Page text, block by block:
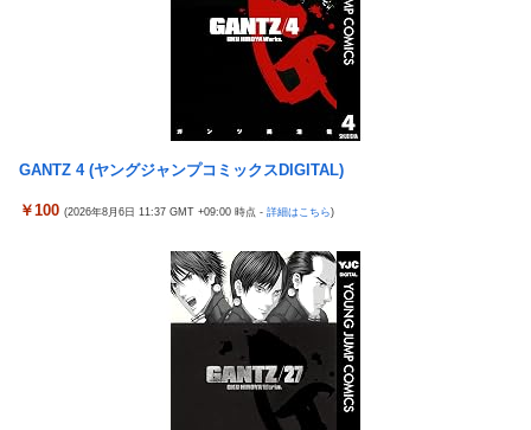
「なんであんな歩き方なの？ふざけてるの？」
ソフトの入れ替えなんて10秒で済むのにそれを面倒くさいとか
DL版選ぶ理由だわとかなんなんアホなのか
ガルシア 打率.230 13打数3安打 2本塁打 7打点
伊勢鈴蘭さん、コカ・コーラ愛を全力アピール！
【速報】れいわ新選組さん「いのちの党」に改名ｗｗｗｗｗｗｗ
ｗ
【悲報】観光客「やっぱり本場のジンギスカンは美味い！」道民
【衝撃】ハンターハンター、とんでもねえ伏線が発掘される。ク
ルタ族の虐殺犯人がツェリードニヒだった模様！
【ウマ娘】わたしの全力受け止めて♡ ←「またへんないきものが
GANTZ 4 (ヤングジャンプコミックスDIGITAL)
￥100 (2026年8月6日 11:37 GMT +09:00 時点 - 詳細はこちら)